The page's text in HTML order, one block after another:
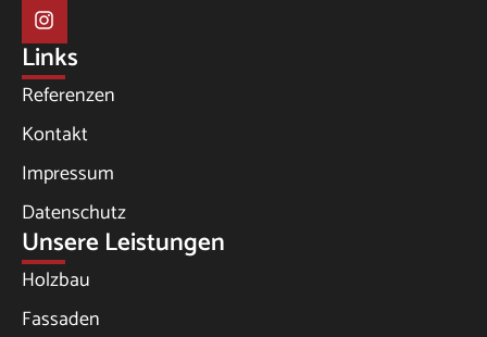
Links
Referenzen
Kontakt
Impressum
Datenschutz
Unsere Leistungen
Holzbau
Fassaden